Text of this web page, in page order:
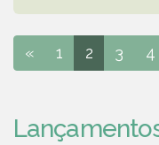
« 1 2 3 4